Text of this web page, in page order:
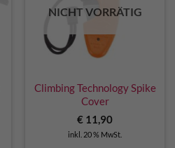
NICHT VORRÄTIG
Climbing Technology Spike
Cover
€ 11,90
inkl. 20 % MwSt.